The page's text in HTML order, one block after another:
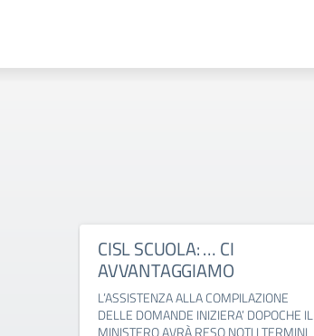
CISL SCUOLA: … CI
AVVANTAGGIAMO
L’ASSISTENZA ALLA COMPILAZIONE
DELLE DOMANDE INIZIERA’ DOPOCHE IL
MINISTERO AVRÀ RESO NOTI I TERMINI